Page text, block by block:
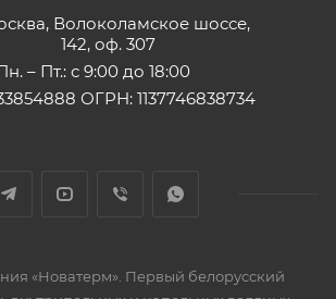
Волоколамское шоссе,
142, оф. 307
– Пт.: с 9:00 до 18:00
ОГРН: 1137746838734
«Новатерм». Первый белорусский